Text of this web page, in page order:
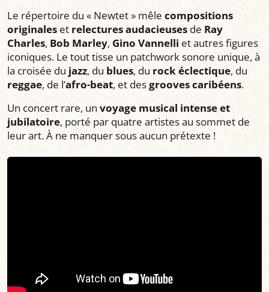
Le répertoire du « Newtet » mêle compositions
originales et relectures audacieuses de Ray
Charles, Bob Marley, Gino Vannelli et autres figures
iconiques. Le tout tisse un patchwork sonore unique, à
la croisée du jazz, du blues, du rock éclectique, du
reggae, de l’afro-beat, et desgrooves caribéens.
Un concert rare, un voyage musical intense et
jubilatoire, porté par quatre artistes au sommet de
leur art. À ne manquer sous aucun prétexte !